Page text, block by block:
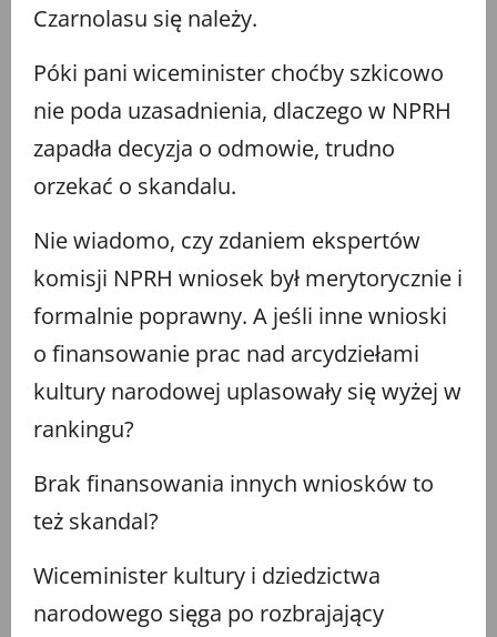
Czarnolasu się należy.
Póki pani wiceminister choćby szkicowo
nie poda uzasadnienia, dlaczego w NPRH
zapadła decyzja o odmowie, trudno
orzekać o skandalu.
Nie wiadomo, czy zdaniem ekspertów
komisji NPRH wniosek był merytorycznie i
formalnie poprawny. A jeśli inne wnioski
o finansowanie prac nad arcydziełami
kultury narodowej uplasowały się wyżej w
rankingu?
Brak finansowania innych wniosków to
też skandal?
Wiceminister kultury i dziedzictwa
narodowego sięga po rozbrajający